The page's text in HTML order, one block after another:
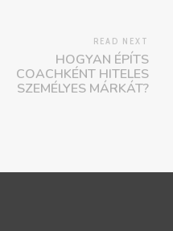
READ NEXT
HOGYAN ÉPÍTS
COACHKÉNT HITELES
SZEMÉLYES MÁRKÁT?